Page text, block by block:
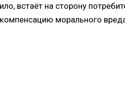
встаёт на сторону
морального